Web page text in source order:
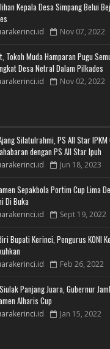
Kepala Desa Simpang Belui
Nov 07, 2022
Tokoh Muda Hamparan Pugu
Desa Netral Dalam Pilkades
Nov 02, 2022
Silatulrahmi, PS All Star
dengan PS All Star Ipuh
Jun 18, 2023
Sepakbola Portim Cup Lima
Di Buka
Sept 19, 2022
Bupati Kerinci, Pengurus KONI
Feb 26, 2022
Panjang Juara, Gubernur
Alharis Cup
Jan 15, 2022